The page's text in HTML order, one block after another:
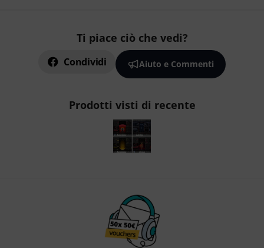
Ti piace ciò che vedi?
Condividi Aiuto e Commenti
Prodotti visti di recente